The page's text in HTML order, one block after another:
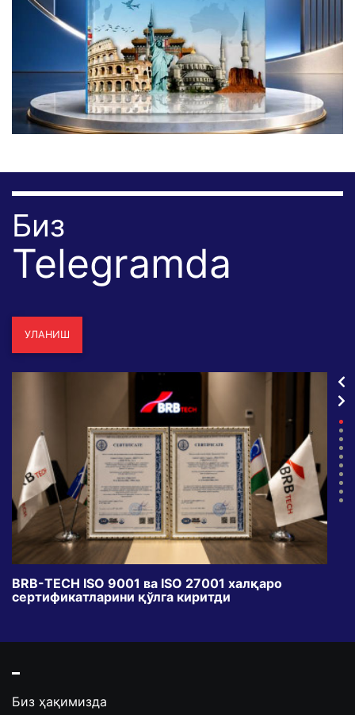
Биз
Telegramda
УЛАНИШ
BRB-TECH ISO 9001 ва ISO 27001 халқаро
сертификатларини қўлга киритди
Биз ҳақимизда